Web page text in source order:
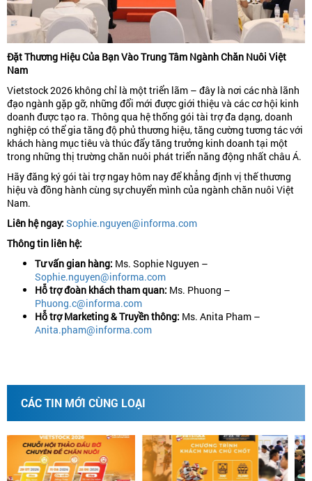
Đặt Thương Hiệu Của Bạn Vào Trung Tâm Ngành Chăn Nuôi Việt
Nam
Vietstock 2026 không chỉ là một triển lãm – đây là nơi các nhà lãnh
đạo ngành gặp gỡ, những đổi mới được giới thiệu và các cơ hội kinh
doanh được tạo ra. Thông qua hệ thống gói tài trợ đa dạng, doanh
nghiệp có thể gia tăng độ phủ thương hiệu, tăng cường tương tác với
khách hàng mục tiêu và thúc đẩy tăng trưởng kinh doanh tại một
trong những thị trường chăn nuôi phát triển năng động nhất châu Á.
Hãy đăng ký gói tài trợ ngay hôm nay để khẳng định vị thế thương
hiệu và đồng hành cùng sự chuyển mình của ngành chăn nuôi Việt
Nam.
Liên hệ ngay: Sophie.nguyen@informa.com
Thông tin liên hệ:
Tư vấn gian hàng: Ms. Sophie Nguyen –
Sophie.nguyen@informa.com
Hỗ trợ đoàn khách tham quan: Ms. Phuong –
Phuong.c@informa.com
Hỗ trợ Marketing & Truyền thông: Ms. Anita Pham –
Anita.pham@informa.com
CÁC TIN MỚI CÙNG LOẠI